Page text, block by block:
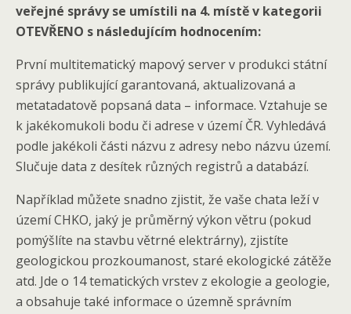
veřejné správy se umístili na 4. místě v kategorii
OTEVŘENO s následujícím hodnocením:
První multitematický mapový server v produkci státní
správy publikující garantovaná, aktualizovaná a
metatadatově popsaná data – informace. Vztahuje se
k jakékomukoli bodu či adrese v území ČR. Vyhledává
podle jakékoli části názvu z adresy nebo názvu území.
Slučuje data z desítek různých registrů a databází.
Například můžete snadno zjistit, že vaše chata leží v
území CHKO, jaký je průměrný výkon větru (pokud
pomýšlíte na stavbu větrné elektrárny), zjistíte
geologickou prozkoumanost, staré ekologické zátěže
atd. Jde o 14 tematických vrstev z ekologie a geologie,
a obsahuje také informace o územně správním